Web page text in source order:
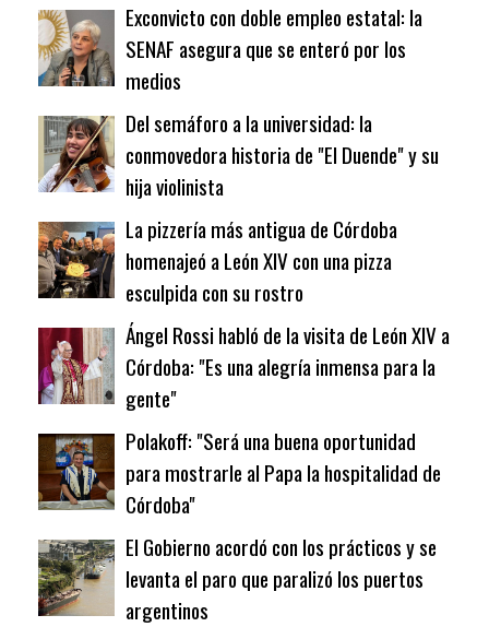
Exconvicto con doble empleo estatal: la
SENAF asegura que se enteró por los
medios
Del semáforo a la universidad: la
conmovedora historia de "El Duende" y su
hija violinista
La pizzería más antigua de Córdoba
homenajeó a León XIV con una pizza
esculpida con su rostro
Ángel Rossi habló de la visita de León XIV a
Córdoba: "Es una alegría inmensa para la
gente"
Polakoff: "Será una buena oportunidad
para mostrarle al Papa la hospitalidad de
Córdoba"
El Gobierno acordó con los prácticos y se
levanta el paro que paralizó los puertos
argentinos